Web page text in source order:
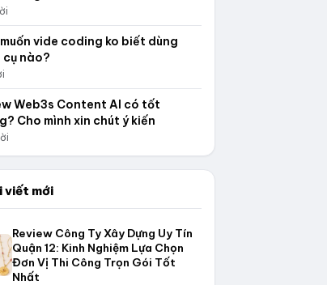
vide coding ko biết dùng
nào?
Web3s Content AI có tốt
Cho mình xin chút ý kiến
viết mới
Review Công Ty Xây Dựng Uy Tín
Quận 12: Kinh Nghiệm Lựa Chọn
Đơn Vị Thi Công Trọn Gói Tốt
Nhất